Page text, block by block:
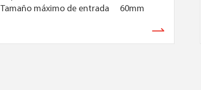
Tamaño máximo de entrada
60mm